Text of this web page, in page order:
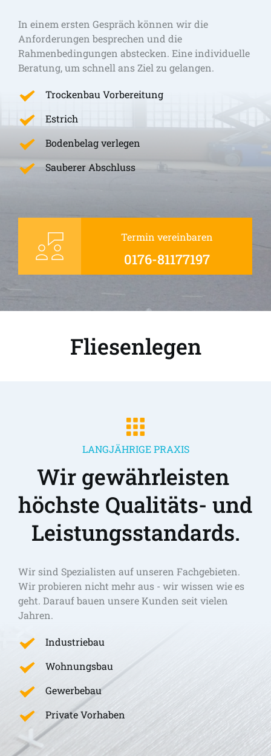
In einem ersten Gespräch können wir die
Anforderungen besprechen und die
Rahmenbedingungen abstecken. Eine individuelle
Beratung, um schnell ans Ziel zu gelangen.
Trockenbau Vorbereitung
Estrich
Bodenbelag verlegen
Sauberer Abschluss
Termin vereinbaren
0176-81177197
Fliesenlegen
LANGJÄHRIGE PRAXIS
Wir gewährleisten
höchste Qualitäts- und
Leistungsstandards.
Wir sind Spezialisten auf unseren Fachgebieten.
Wir probieren nicht mehr aus - wir wissen wie es
geht. Darauf bauen unsere Kunden seit vielen
Jahren.
Industriebau
Wohnungsbau
Gewerbebau
Private Vorhaben